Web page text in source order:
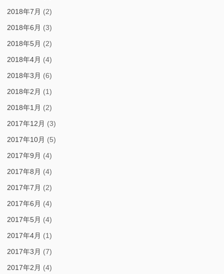
2018年7月 (2)
2018年6月 (3)
2018年5月 (2)
2018年4月 (4)
2018年3月 (6)
2018年2月 (1)
2018年1月 (2)
2017年12月 (3)
2017年10月 (5)
2017年9月 (4)
2017年8月 (4)
2017年7月 (2)
2017年6月 (4)
2017年5月 (4)
2017年4月 (1)
2017年3月 (7)
2017年2月 (4)